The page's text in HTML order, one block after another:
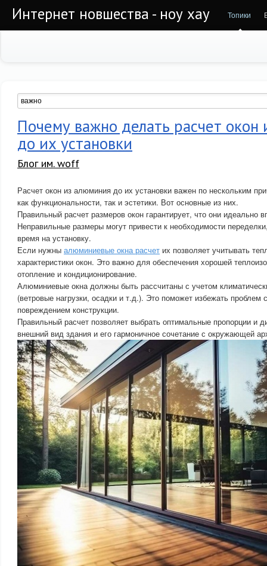
Интернет новшества - ноу хау Топики
Почему важно делать расчет
до их установки
Блог им. woff
Расчет окон из алюминия до их установки важен по нескольким
как функциональности, так и эстетики. Вот основные из них.
Правильный расчет размеров окон гарантирует, что они идеально
Неправильные размеры могут привести к необходимости
время на установку.
Если нужны алюминиевые окна расчет их позволяет учитывать
характеристики окон. Это важно для обеспечения хорошей
отопление и кондиционирование.
Алюминиевые окна должны быть рассчитаны с учетом
(ветровые нагрузки, осадки и т.д.). Это поможет избежать
повреждением конструкции.
Правильный расчет позволяет выбрать оптимальные пропорции и
внешний вид здания и его гармоничное сочетание с окружающей